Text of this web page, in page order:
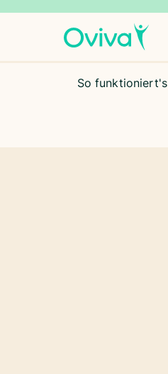
So funktioniert's